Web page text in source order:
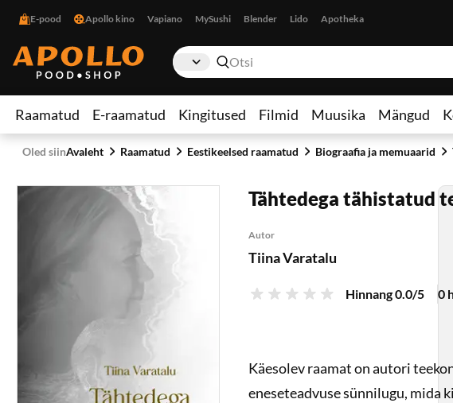
E-pood Apollo kino Vapiano MySushi Blender Lido Apotheka
Raamatud E-raamatud Kingitused Filmid Muusika Mängud
Oled siinAvaleht Raamatud Eestikeelsed raamatud Biograafia ja memuaarid
Tähtedega tähistatud
Autor
Tiina Varatalu
Hinnang 0.0/5 0
Käesolev raamat on autori
eneseteadvuse sünnilugu, mida